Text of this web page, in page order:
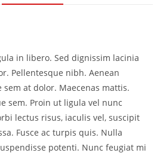
in libero. Sed dignissim lacinia
Pellentesque nibh. Aenean
at dolor. Maecenas mattis.
sem. Proin ut ligula vel nunc
lectus risus, iaculis vel, suscipit
Fusce ac turpis quis. Nulla
potenti. Nunc feugiat mi